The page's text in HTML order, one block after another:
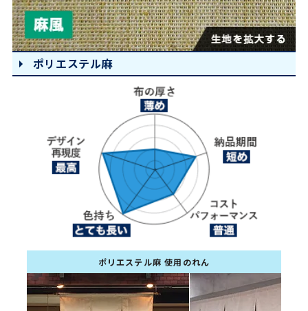
ポリエステル麻
ポリエステル麻 使用のれん